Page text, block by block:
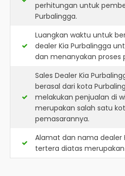
perhitungan untuk
Purbalingga.
Luangkan waktu untuk
dealer Kia Purbalingga
dan menanyakan proses
Sales Dealer Kia
berasal dari kota
melakukan penjualan di
merupakan salah satu
pemasarannya.
Alamat dan nama dealer
tertera diatas